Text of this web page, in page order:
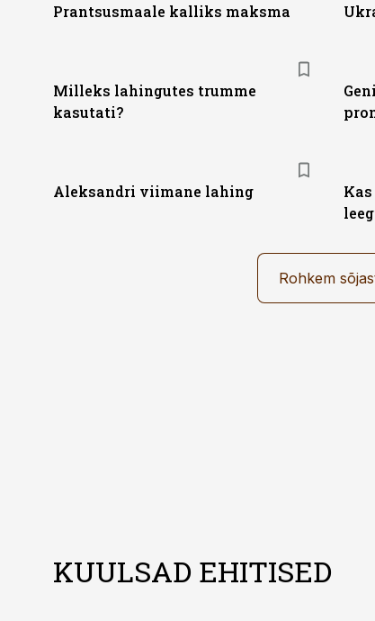
Prantsusmaale kalliks maksma
Milleks lahingutes trumme
kasutati?
Aleksandri viimane lahing
Rohkem
KUULSAD EHITISED